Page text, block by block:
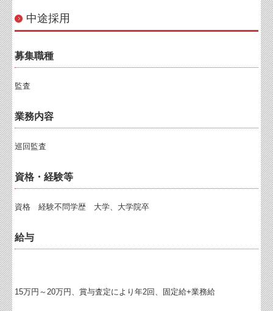
中途採用
募集職種
監査
業務内容
巡回監査
資格・経験等
資格 経験不問学歴 大学、大学院卒
給与
15万円～20万円、賞与査定により年2回、固定給+業務給